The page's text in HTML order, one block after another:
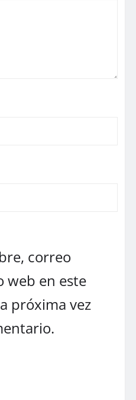
correo
web en este
próxima vez